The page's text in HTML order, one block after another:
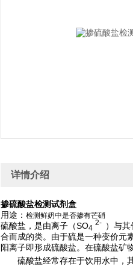
详情介绍
掺硫酸盐检测试剂盒
用途： 检测鲜奶中是否掺有芒硝
硫酸盐，是由离子（SO4
2- ）与
合而成的类。由于硫是一种变价元
阳离子即形成硫酸盐。在硫酸盐矿
硫酸盐经常存在于饮用水中，